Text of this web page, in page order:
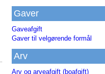
Gaver
Gaveafgift
Gaver til velgørende formål
Arv
Arv og arveafgift (boafgift)